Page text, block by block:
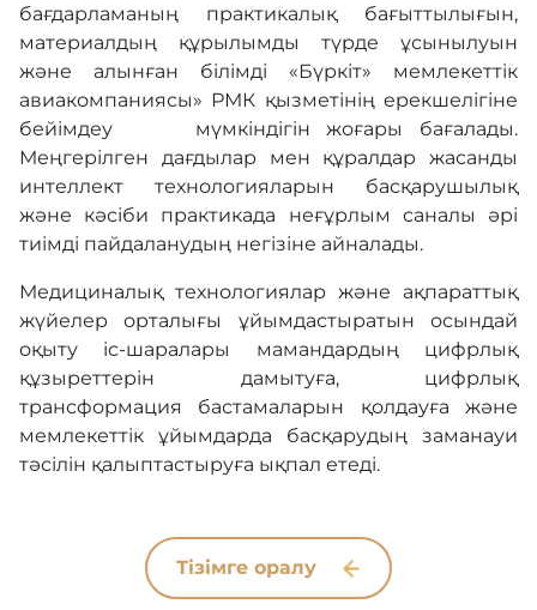
бағдарламаның практикалық бағыттылығын,
материалдың құрылымды түрде ұсынылуын
және алынған білімді «Бүркіт» мемлекеттік
авиакомпаниясы» РМК қызметінің ерекшелігіне
бейімдеу мүмкіндігін жоғары бағалады.
Меңгерілген дағдылар мен құралдар жасанды
интеллект технологияларын басқарушылық
және кәсіби практикада неғұрлым саналы әрі
тиімді пайдаланудың негізіне айналады.
Медициналық технологиялар және ақпараттық
жүйелер орталығы ұйымдастыратын осындай
оқыту іс-шаралары мамандардың цифрлық
құзыреттерін дамытуға, цифрлық
трансформация бастамаларын қолдауға және
мемлекеттік ұйымдарда басқарудың заманауи
тәсілін қалыптастыруға ықпал етеді.
Тізімге оралу